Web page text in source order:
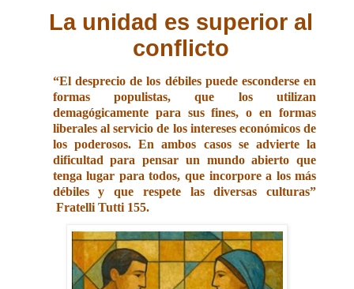
La unidad es superior al
conflicto
“El desprecio de los débiles puede esconderse en
formas populistas, que los utilizan
demagógicamente para sus fines, o en formas
liberales al servicio de los intereses económicos de
los poderosos. En ambos casos se advierte la
dificultad para pensar un mundo abierto que
tenga lugar para todos, que incorpore a los más
débiles y que respete las diversas culturas”
Fratelli Tutti 155.